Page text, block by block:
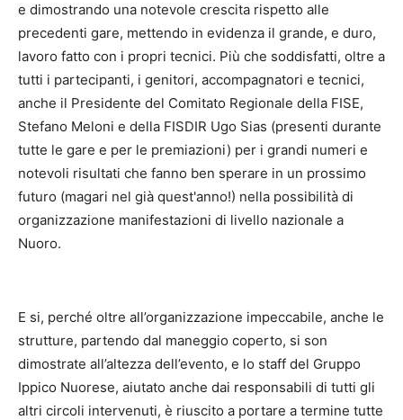
e dimostrando una notevole crescita rispetto alle
precedenti gare, mettendo in evidenza il grande, e duro,
lavoro fatto con i propri tecnici. Più che soddisfatti, oltre a
tutti i partecipanti, i genitori, accompagnatori e tecnici,
anche il Presidente del Comitato Regionale della FISE,
Stefano Meloni e della FISDIR Ugo Sias (presenti durante
tutte le gare e per le premiazioni) per i grandi numeri e
notevoli risultati che fanno ben sperare in un prossimo
futuro (magari nel già quest'anno!) nella possibilità di
organizzazione manifestazioni di livello nazionale a
Nuoro.
E si, perché oltre all’organizzazione impeccabile, anche le
strutture, partendo dal maneggio coperto, si son
dimostrate all’altezza dell’evento, e lo staff del Gruppo
Ippico Nuorese, aiutato anche dai responsabili di tutti gli
altri circoli intervenuti, è riuscito a portare a termine tutte